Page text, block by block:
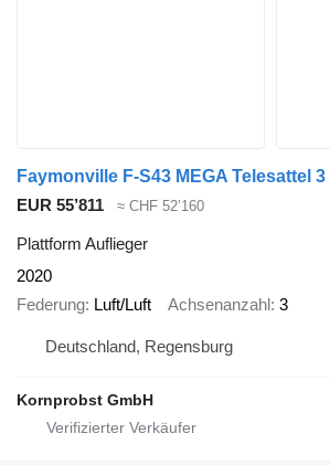
EUR 55’811 ≈ CHF 52’160
Plattform Auflieger
2020
Federung Luft/Luft Achsenanzahl 3
Deutschland, Regensburg
Kornprobst GmbH